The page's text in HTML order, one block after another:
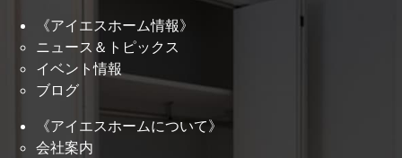
《アイエスホーム情報》
ニュース＆トピックス
イベント情報
ブログ
《アイエスホームについて》
会社案内